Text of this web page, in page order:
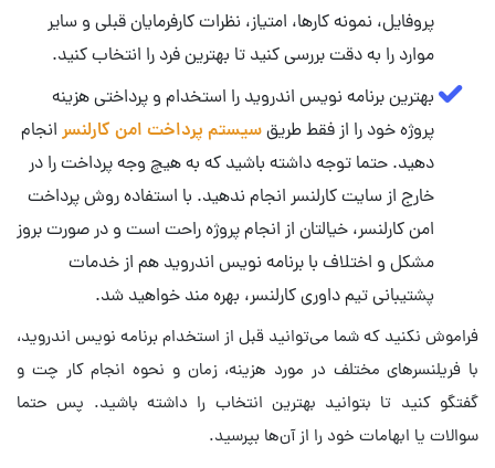
پروفایل، نمونه کارها، امتیاز، نظرات کارفرمایان قبلی و سایر
موارد را به دقت بررسی کنید تا بهترین فرد را انتخاب کنید.
بهترین برنامه نویس اندروید را استخدام و پرداختی هزینه
پروژه خود را از فقط طریقسیستم پرداخت امن کارلنسر انجام
دهید. حتما توجه داشته باشید که به هیچ وجه پرداخت را در
خارج از سایت کارلنسر انجام ندهید. با استفاده روش پرداخت
امن کارلنسر، خیالتان از انجام پروژه راحت است و در صورت بروز
مشکل و اختلاف با برنامه نویس اندروید هم از خدمات
پشتیبانی تیم داوری کارلنسر، بهره مند خواهید شد.
فراموش نکنید که شما می‌توانید قبل از استخدام برنامه نویس اندروید،
با فریلنسرهای مختلف در مورد هزینه، زمان و نحوه انجام کار چت و
گفتگو کنید تا بتوانید بهترین انتخاب را داشته باشید. پس حتما
سوالات یا ابهامات خود را از آن‌ها بپرسید.